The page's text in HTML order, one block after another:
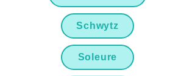
Schwytz
Soleure